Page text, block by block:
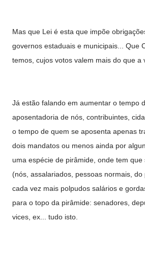
Mas que Lei é esta que impõe
governos estaduais e municipais... Que
temos, cujos votos valem mais do que a
Já estão falando em aumentar o tempo
aposentadoria de nós, contribuintes,
o tempo de quem se aposenta apenas
dois mandatos ou menos ainda por
uma espécie de pirâmide, onde tem
(nós, assalariados, pessoas normais,
cada vez mais polpudos salários e
para o topo da pirâmide: senadores,
vices, ex... tudo isto.